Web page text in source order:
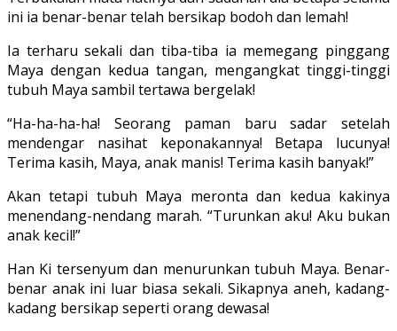
ini ia benar-benar telah bersikap bodoh dan lemah!
Ia ter­haru sekali dan tiba-tiba ia memegang pinggang
Maya dengan kedua tangan, mengangkat tinggi-tinggi
tubuh Maya sambil tertawa bergelak!
“Ha-ha-ha-ha! Seorang paman baru sadar setelah
mendengar nasihat kepo­nakannya! Betapa lucunya!
Terima kasih, Maya, anak manis! Terima kasih banyak!”
Akan tetapi tubuh Maya meronta dan kedua kakinya
menendang-nendang marah. “Turunkan aku! Aku bukan
anak kecil!”
Han Ki tersenyum dan menurunkan tubuh Maya. Benar-
benar anak ini luar biasa sekali. Sikapnya aneh, kadang-
kadang bersikap seperti orang dewasa!